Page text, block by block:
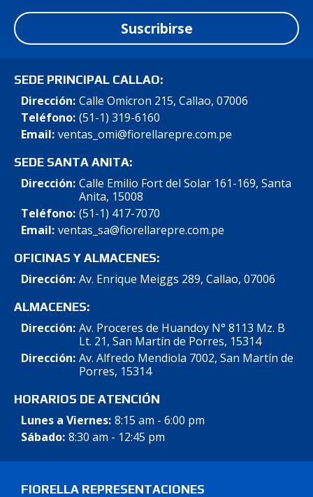
Suscribirse
SEDE PRINCIPAL CALLAO:
Dirección: Calle Omicron 215, Callao, 07006
Teléfono: (51-1) 319-6160
Email: ventas_omi@fiorellarepre.com.pe
SEDE SANTA ANITA:
Dirección: Calle Emilio Fort del Solar 161-169, Santa
Anita, 15008
Teléfono: (51-1) 417-7070
Email: ventas_sa@fiorellarepre.com.pe
OFICINAS Y ALMACENES:
Dirección: Av. Enrique Meiggs 289, Callao, 07006
ALMACENES:
Dirección: Av. Proceres de Huandoy N° 8113 Mz. B
Lt. 21, San Martín de Porres, 15314
Dirección: Av. Alfredo Mendiola 7002, San Martín de
Porres, 15314
HORARIOS DE ATENCIÓN
Lunes a Viernes: 8:15 am - 6:00 pm
Sábado: 8:30 am - 12:45 pm
FIORELLA REPRESENTACIONES